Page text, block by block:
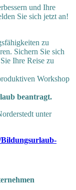
und Ihre
Sie sich jetzt an!
zu
Sichern Sie sich
Ihre Reise zu
Workshop
beantragt.
unter